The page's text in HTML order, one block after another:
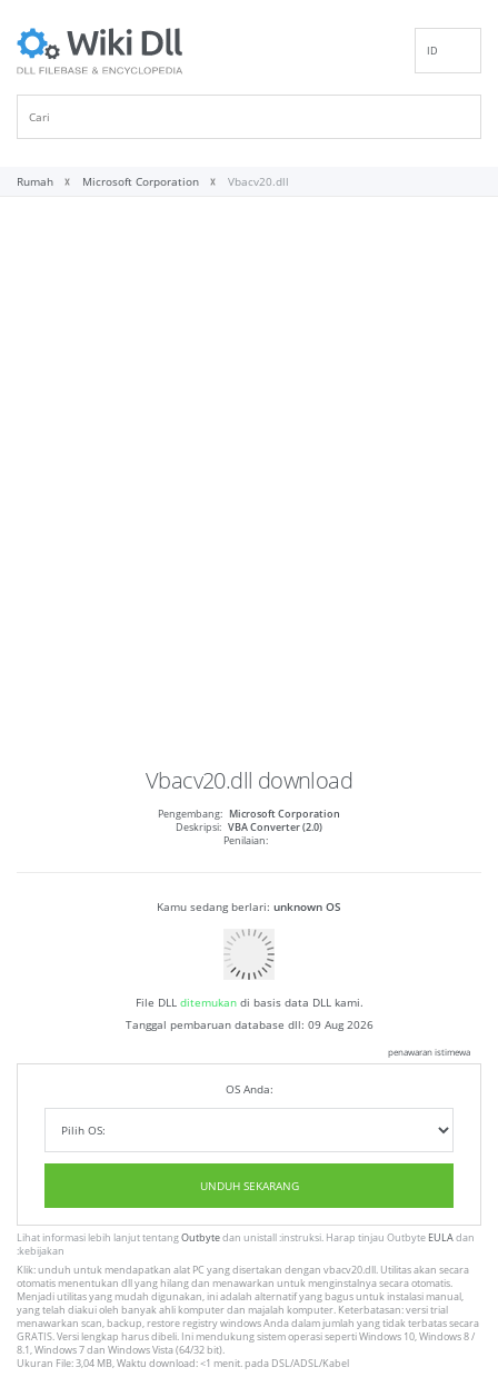
ID
Rumah Microsoft Corporation Vbacv20.dll
Vbacv20.dll download
Pengembang: Microsoft Corporation
Deskripsi: VBA Converter (2.0)
Penilaian:
Kamu sedang berlari: unknown OS
File DLL ditemukandi basis data DLL kami.
Tanggal pembaruan database dll: 09 Aug 2026
penawaran istimewa
OS Anda:
UNDUH SEKARANG
Lihat informasi lebih lanjut tentangOutbytedan unistall :instruksi. Harap tinjau Outbyte EULAdan
:kebijakan
Klik: unduh untuk mendapatkan alat PC yang disertakan dengan vbacv20.dll. Utilitas akan secara
otomatis menentukan dll yang hilang dan menawarkan untuk menginstalnya secara otomatis.
Menjadi utilitas yang mudah digunakan, ini adalah alternatif yang bagus untuk instalasi manual,
yang telah diakui oleh banyak ahli komputer dan majalah komputer. Keterbatasan: versi trial
menawarkan scan, backup, restore registry windows Anda dalam jumlah yang tidak terbatas secara
GRATIS. Versi lengkap harus dibeli. Ini mendukung sistem operasi seperti Windows 10, Windows 8 /
8.1, Windows 7 dan Windows Vista (64/32 bit).
Ukuran File: 3,04 MB, Waktu download: <1 menit. pada DSL/ADSL/Kabel